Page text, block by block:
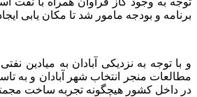
برنامه و بودجه مامور شد تا مکان یابی
و با توجه به نزدیکی آبادان به میادین
در داخل کشور هیچگونه تجربه ساخت مجمتع های